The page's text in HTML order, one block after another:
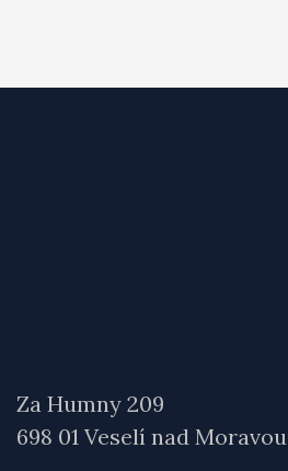
Za Humny 209
698 01 Veselí nad Moravou